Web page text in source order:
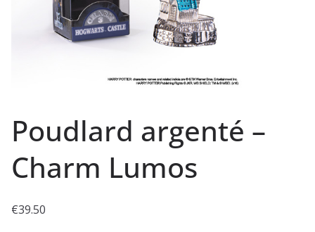
Poudlard argenté –
Charm Lumos
€39.50